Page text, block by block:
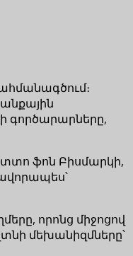
գործարարները,
ֆոն Բիսմարկի,
որոնց միջոցով
մեխանիզմները՝